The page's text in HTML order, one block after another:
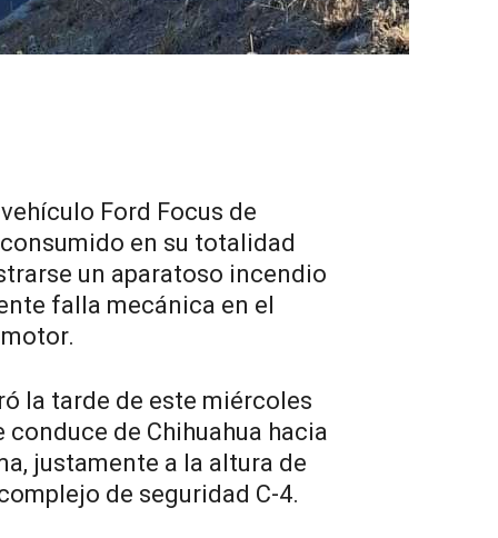
Ford Focus de
en su totalidad
un aparatoso incendio
falla mecánica en el
la tarde de este miércoles
de Chihuahua hacia
justamente a la altura de
de seguridad C-4.